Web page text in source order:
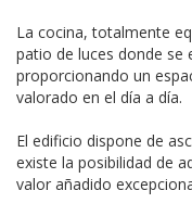
La cocina, totalmente
patio de luces donde se
proporcionando un
valorado en el día a día.
El edificio dispone de
existe la posibilidad de
valor añadido